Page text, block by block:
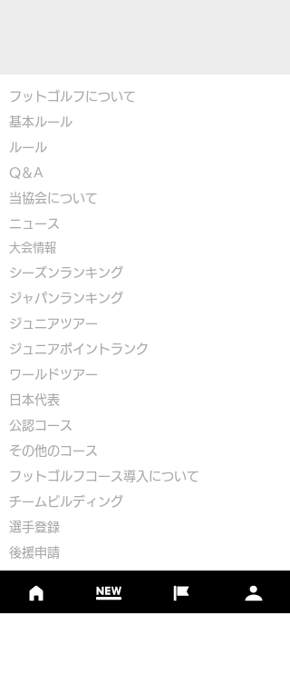
フットゴルフについて
基本ルール
ルール
Q＆A
​当協会について
​ニュース
大会情報
シーズンランキング
ジャパンランキング
ジュニアツアー
ジュニアポイントランク
​ワールドツアー
​​日本代表
公認コース
​その他のコース
​ フットゴルフコース導入について
​チームビルディング
選手登録​
​後援申請
プライバシーポリシー